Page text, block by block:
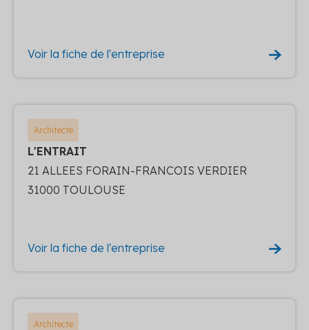
Voir la fiche de l'entreprise
Architecte
L'ENTRAIT
21 ALLEES FORAIN-FRANCOIS VERDIER
31000 TOULOUSE
Voir la fiche de l'entreprise
Architecte